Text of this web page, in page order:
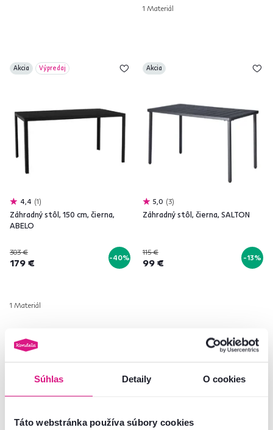
Súhlas Detaily O cookies
Táto webstránka používa súbory cookies
1 Materiál
Akcia Výpredaj
4,4 1
Záhradný stôl, 150 cm, čierna,
ABELO
303 €
179 € -40%
1 Materiál
Akcia
5,0 3
Záhradný stôl, čierna, SALTON
115 €
99 € -13%